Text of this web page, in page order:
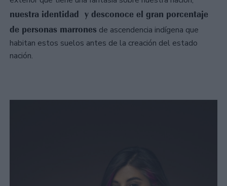
nuestra identidad y desconoce el gran porcentaje
de personas marrones de ascendencia indígena que
habitan estos suelos antes de la creación del estado
nación.